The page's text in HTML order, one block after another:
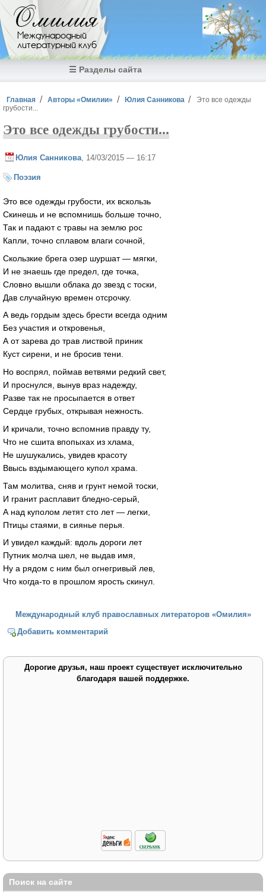
Перейти к основному содержанию
Омилия
Международный
литературный клуб
☰ Разделы сайта
Вы здесь
Главная Авторы «Омилии» Юлия Санникова
Это все одежды
грубости...
Это все одежды грубости...
Юлия Санникова , 14/03/2015 — 16:17
Поэзия
Это все одежды грубости, их вскользь
Скинешь и не вспомнишь больше точно,
Так и падают с травы на землю рос
Капли, точно сплавом влаги сочной,
Скользкие брега озер шуршат — мягки,
И не знаешь где предел, где точка,
Словно вышли облака до звезд с тоски,
Дав случайную времен отсрочку.
А ведь гордым здесь брести всегда одним
Без участия и откровенья,
А от зарева до трав листвой приник
Куст сирени, и не бросив тени.
Но воспрял, поймав ветвями редкий свет,
И проснулся, вынув враз надежду,
Разве так не просыпается в ответ
Сердце грубых, открывая нежность.
И кричали, точно вспомнив правду ту,
Что не сшита впопыхах из хлама,
Не шушукались, увидев красоту
Ввысь вздымающего купол храма.
Там молитва, сняв и грунт немой тоски,
И гранит расплавит бледно-серый,
А над куполом летят сто лет — легки,
Птицы стаями, в сиянье перья.
И увидел каждый: вдоль дороги лет
Путник молча шел, не выдав имя,
Ну а рядом с ним был огнегривый лев,
Что когда-то в прошлом ярость скинул.
Международный клуб православных литераторов «Омилия»
Добавить комментарий
Дорогие друзья, наш проект существует исключительно
благодаря вашей поддержке.
Поиск на сайте